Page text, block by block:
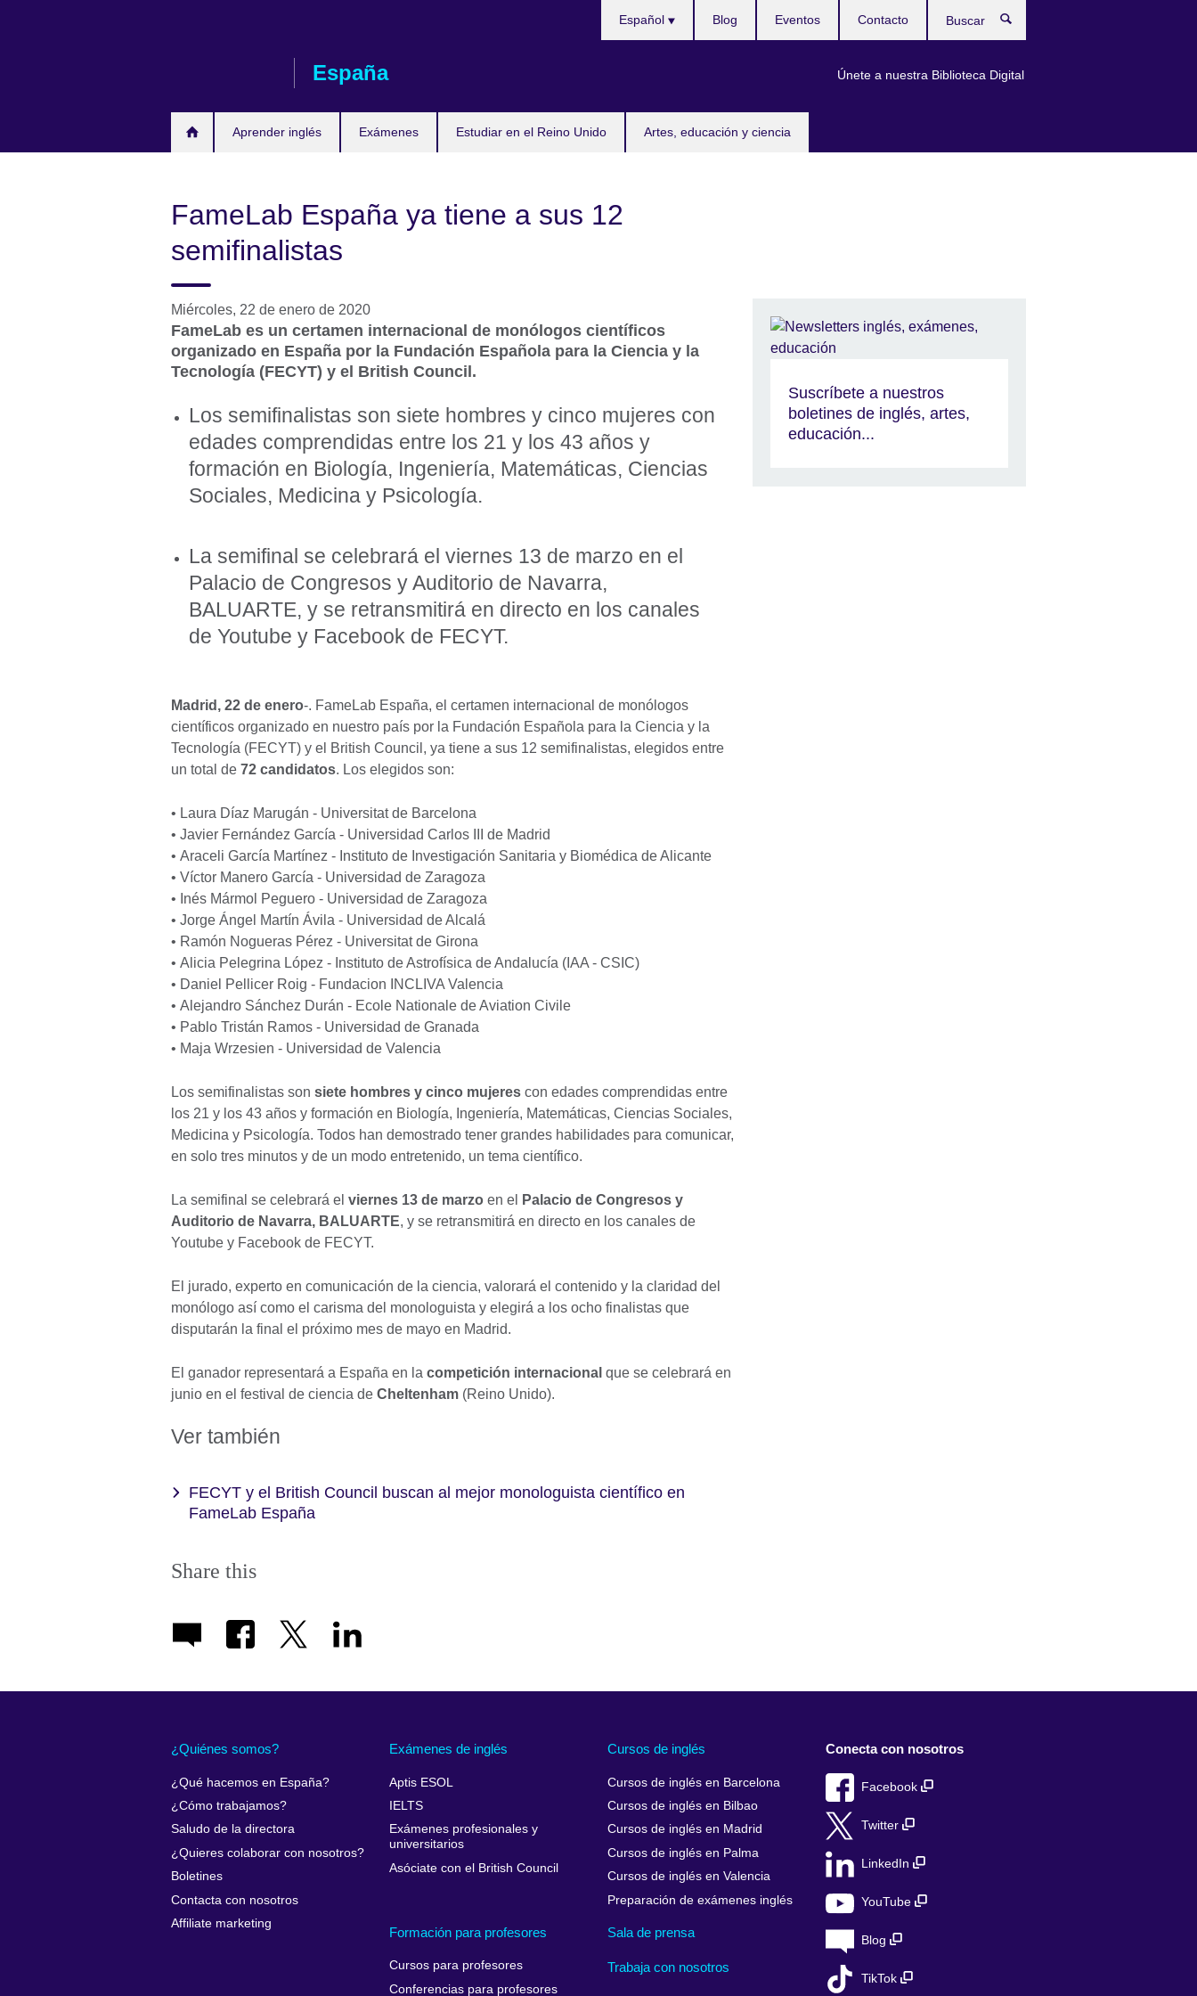
España
Aprender inglés Exámenes Estudiar en el Reino Unido Artes, educación y ciencia
idioma
Español
Únete a nuestra Biblioteca Digital
Blog Eventos Contacto
FameLab España ya tiene a sus 12
semifinalistas
Miércoles, 22 de enero de 2020
FameLab es un certamen internacional de monólogos científicos
organizado en España por la Fundación Española para la Ciencia y la
Tecnología (FECYT) y el British Council.
Los semifinalistas son siete hombres y cinco mujeres con
edades comprendidas entre los 21 y los 43 años y
formación en Biología, Ingeniería, Matemáticas, Ciencias
Sociales, Medicina y Psicología.
La semifinal se celebrará el viernes 13 de marzo en el
Palacio de Congresos y Auditorio de Navarra,
BALUARTE, y se retransmitirá en directo en los canales
de Youtube y Facebook de FECYT.
Madrid, 22 de enero-. FameLab España, el certamen internacional de monólogos
científicos organizado en nuestro país por la Fundación Española para la Ciencia y la
Tecnología (FECYT) y el British Council, ya tiene a sus 12 semifinalistas, elegidos entre
un total de 72 candidatos. Los elegidos son:
• Laura Díaz Marugán - Universitat de Barcelona
• Javier Fernández García - Universidad Carlos III de Madrid
• Araceli García Martínez - Instituto de Investigación Sanitaria y Biomédica de Alicante
• Víctor Manero García - Universidad de Zaragoza
• Inés Mármol Peguero - Universidad de Zaragoza
• Jorge Ángel Martín Ávila - Universidad de Alcalá
• Ramón Nogueras Pérez - Universitat de Girona
• Alicia Pelegrina López - Instituto de Astrofísica de Andalucía (IAA - CSIC)
• Daniel Pellicer Roig - Fundacion INCLIVA Valencia
• Alejandro Sánchez Durán - Ecole Nationale de Aviation Civile
• Pablo Tristán Ramos - Universidad de Granada
• Maja Wrzesien - Universidad de Valencia
Los semifinalistas son siete hombres y cinco mujeres con edades comprendidas entre
los 21 y los 43 años y formación en Biología, Ingeniería, Matemáticas, Ciencias Sociales,
Medicina y Psicología. Todos han demostrado tener grandes habilidades para comunicar,
en solo tres minutos y de un modo entretenido, un tema científico.
La semifinal se celebrará el viernes 13 de marzo en el
Palacio de Congresos y
Auditorio de Navarra, BALUARTE, y se retransmitirá en directo en los canales de
Youtube y Facebook de FECYT.
El jurado, experto en comunicación de la ciencia, valorará el contenido y la claridad del
monólogo así como el carisma del monologuista y elegirá a los ocho finalistas que
disputarán la final el próximo mes de mayo en Madrid.
El ganador representará a España en la competición internacional que se celebrará en
junio en el festival de ciencia de Cheltenham (Reino Unido).
Ver también
FECYT y el British Council buscan al mejor monologuista científico en
FameLab España
Share this
Suscríbete a nuestros
boletines de inglés, artes,
educación...
¿Quiénes somos?
¿Qué hacemos en España?
¿Cómo trabajamos?
Saludo de la directora
¿Quieres colaborar con nosotros?
Boletines
Contacta con nosotros
Affiliate marketing
Exámenes de inglés
Aptis ESOL
IELTS
Exámenes profesionales y
universitarios
Asóciate con el British Council
Cursos de inglés
Cursos de inglés en Barcelona
Cursos de inglés en Bilbao
Cursos de inglés en Madrid
Cursos de inglés en Palma
Cursos de inglés en Valencia
Preparación de exámenes inglés
Formación para profesores
Cursos para profesores
Conferencias para profesores
Sala de prensa
Trabaja con nosotros
Conecta con nosotros
Facebook
Twitter
LinkedIn
YouTube
Blog
TikTok